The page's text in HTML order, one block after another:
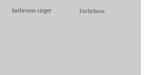
bathroom singer Farbchaos